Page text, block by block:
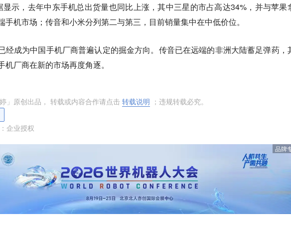
显示，去年中东手机总出货量也同比上涨，其中三星的市占高达34%，并与苹果
手机市场；传音和小米分列第二与第三，目前销量集中在中低价位。
经成为中国手机厂商普遍认定的掘金方向。传音已在远端的非洲大陆蓄足弹药，
机厂商在新的市场再度角逐。
」原创出品， 转载或内容合作请点击 转载说明 ；违规转载必究。
企业授权
品牌